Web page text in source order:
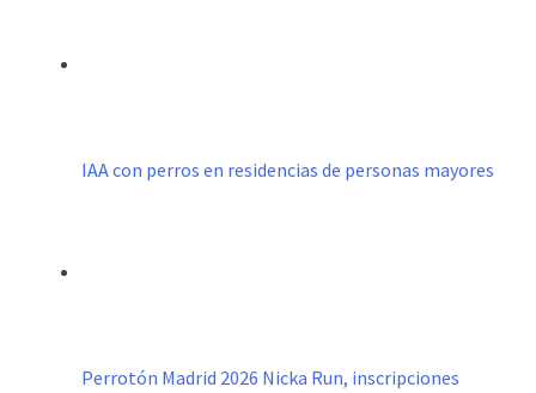
IAA con perros en residencias de personas mayores
Perrotón Madrid 2026 Nicka Run, inscripciones